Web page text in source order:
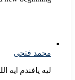
محمد فتحى
ليه يافندم